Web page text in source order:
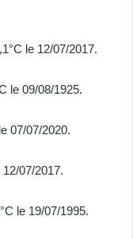
le 12/07/2017.
le 09/08/1925.
07/07/2020.
12/07/2017.
le 19/07/1995.